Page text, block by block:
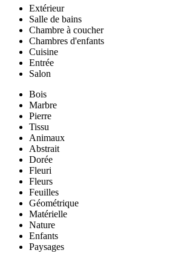
Extérieur
Salle de bains
Chambre à coucher
Chambres d'enfants
Cuisine
Entrée
Salon
Bois
Marbre
Pierre
Tissu
Animaux
Abstrait
Dorée
Fleuri
Fleurs
Feuilles
Géométrique
Matérielle
Nature
Enfants
Paysages